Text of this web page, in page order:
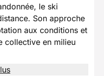
le ski
Son approche
aux conditions et
collective en milieu